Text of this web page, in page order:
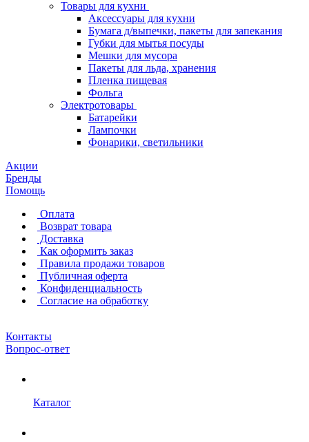
Товары для кухни
Аксессуары для кухни
Бумага д/выпечки, пакеты для запекания
Губки для мытья посуды
Мешки для мусора
Пакеты для льда, хранения
Пленка пищевая
Фольга
Электротовары
Батарейки
Лампочки
Фонарики, светильники
Акции
Бренды
Помощь
Оплата
Возврат товара
Доставка
Как оформить заказ
Правила продажи товаров
Публичная оферта
Конфиденциальность
Согласие на обработку
Контакты
Вопрос-ответ
Каталог